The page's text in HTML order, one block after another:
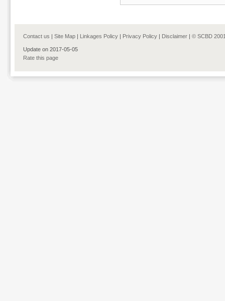
Contact us | Site Map | Linkages Policy | Privacy Policy | Disclaimer | © SCBD
Update on 2017-05-05
Rate this page